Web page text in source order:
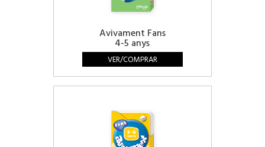
Avivament Fans
4-5 anys
VER/COMPRAR